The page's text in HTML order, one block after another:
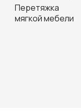
Перетяжка
мягкой мебели